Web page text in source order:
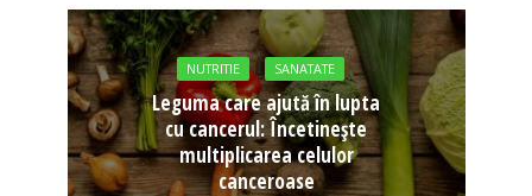
NUTRITIE SANATATE
Leguma care ajută în lupta
cu cancerul: Încetinește
multiplicarea celulor
canceroase